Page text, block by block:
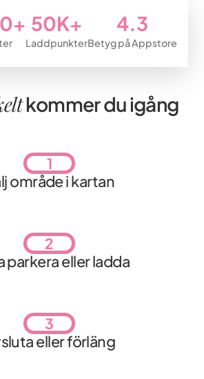
50K+
Laddpunkter
4.3
Betyg på Appstore
kommer du igång
1
område i kartan
2
parkera eller ladda
3
eller förläng